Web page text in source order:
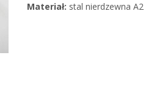
Materiał: stal nierdzewna A2